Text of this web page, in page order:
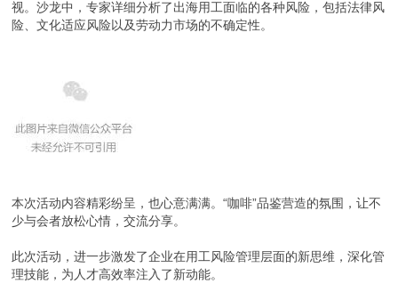
视。沙龙中，专家详细分析了出海用工面临的各种风险，包括法律风
险、文化适应风险以及劳动力市场的不确定性。
本次活动内容精彩纷呈，也心意满满。“咖啡”品鉴营造的氛围，让不
少与会者放松心情，交流分享。
此次活动，进一步激发了企业在用工风险管理层面的新思维，深化管
理技能，为人才高效率注入了新动能。